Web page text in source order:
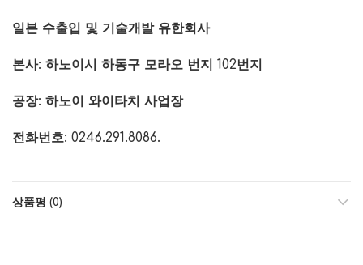
일본 수출입 및 기술개발 유한회사
본사: 하노이시 하동구 모라오 번지 102번지
공장: 하노이 와이타치 사업장
전화번호: 0246.291.8086.
상품평 (0)